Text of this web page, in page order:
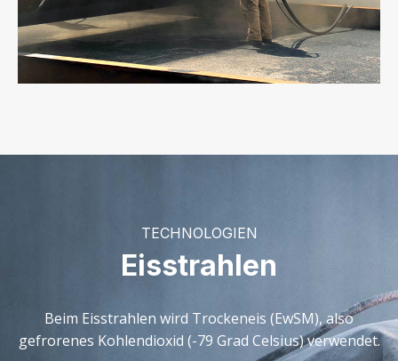
TECHNOLOGIEN
Eisstrahlen
Beim Eisstrahlen wird Trockeneis (EwSM), also
gefrorenes Kohlendioxid (-79 Grad Celsius) verwendet.